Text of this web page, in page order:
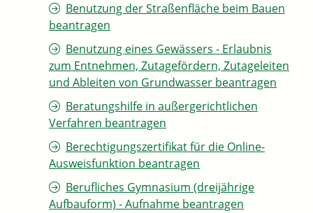
Benutzung der Straßenfläche beim Bauen
beantragen
Benutzung eines Gewässers - Erlaubnis
zum Entnehmen, Zutagefördern, Zutageleiten
und Ableiten von Grundwasser beantragen
Beratungshilfe in außergerichtlichen
Verfahren beantragen
Berechtigungszertifikat für die Online-
Ausweisfunktion beantragen
Berufliches Gymnasium (dreijährige
Aufbauform) - Aufnahme beantragen